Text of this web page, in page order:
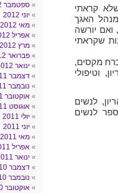
קראתי
האגך
ואם יורשה
שקראתי
מקסים,
וטיפולי
לנשים
לנשים
ספטמבר 2012
יוני 2012
מאי 2012
אפריל 2012
מרץ 2012
פברואר 2012
ינואר 2012
דצמבר 2011
נובמבר 2011
אוקטובר 2011
אוגוסט 2011
יולי 2011
יוני 2011
מאי 2011
אפריל 2011
ינואר 2011
דצמבר 2010
נובמבר 2010
אוקטובר 2010